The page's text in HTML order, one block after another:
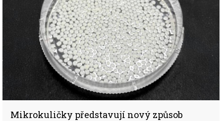
Mikrokuličky představují nový způsob